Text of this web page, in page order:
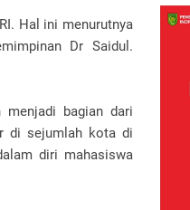
Hal ini menurutnya
Dr Saidul.
menjadi bagian dari
di sejumlah kota di
diri mahasiswa